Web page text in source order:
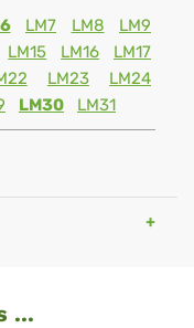
LM7 LM8
LM9
LM15 LM16
LM17
LM23
LM24
LM30 LM31
...